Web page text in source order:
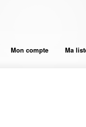
Mon compte Ma